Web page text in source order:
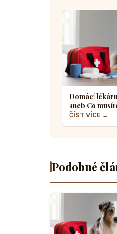
Domácí
aneb Co
pro případ
ČÍST VÍCE →
Podobné